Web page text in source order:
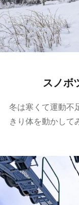
スノボ
冬は寒くて運動不
きり体を動かして